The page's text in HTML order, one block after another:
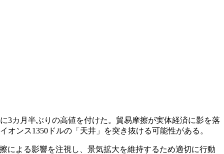
3カ月半ぶりの高値を付けた。貿易摩擦が実体経済に影を落
ンス1350ドルの「天井」を突き抜ける可能性がある。
による影響を注視し、景気拡大を維持するため適切に行動